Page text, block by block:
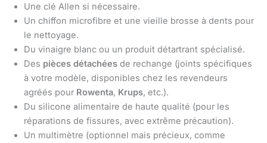
Une clé Allen si nécessaire.
Un chiffon microfibre et une vieille brosse à dents pour
le nettoyage.
Du vinaigre blanc ou un produit détartrant spécialisé.
Des pièces détachées de rechange (joints spécifiques
à votre modèle, disponibles chez les revendeurs
agréés pour Rowenta, Krups, etc.).
Du silicone alimentaire de haute qualité (pour les
réparations de fissures, avec extrême précaution).
Un multimètre (optionnel mais précieux, comme